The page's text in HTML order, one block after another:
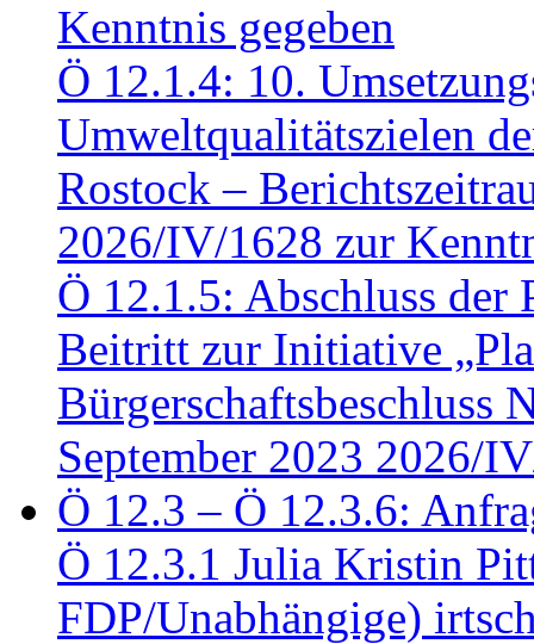
Kenntnis gegeben
Ö 12.1.4: 10.
Umweltqualitätszielen
Rostock –
2026/IV/1628 zur
Ö 12.1.5: Abschluss der
Beitritt zur Initiative
Bürgerschaftsbeschluss
September 2023 2026/
Ö 12.3 – Ö 12.3.6:
Ö 12.3.1 Julia Kristin
FDP/Unabhängige)